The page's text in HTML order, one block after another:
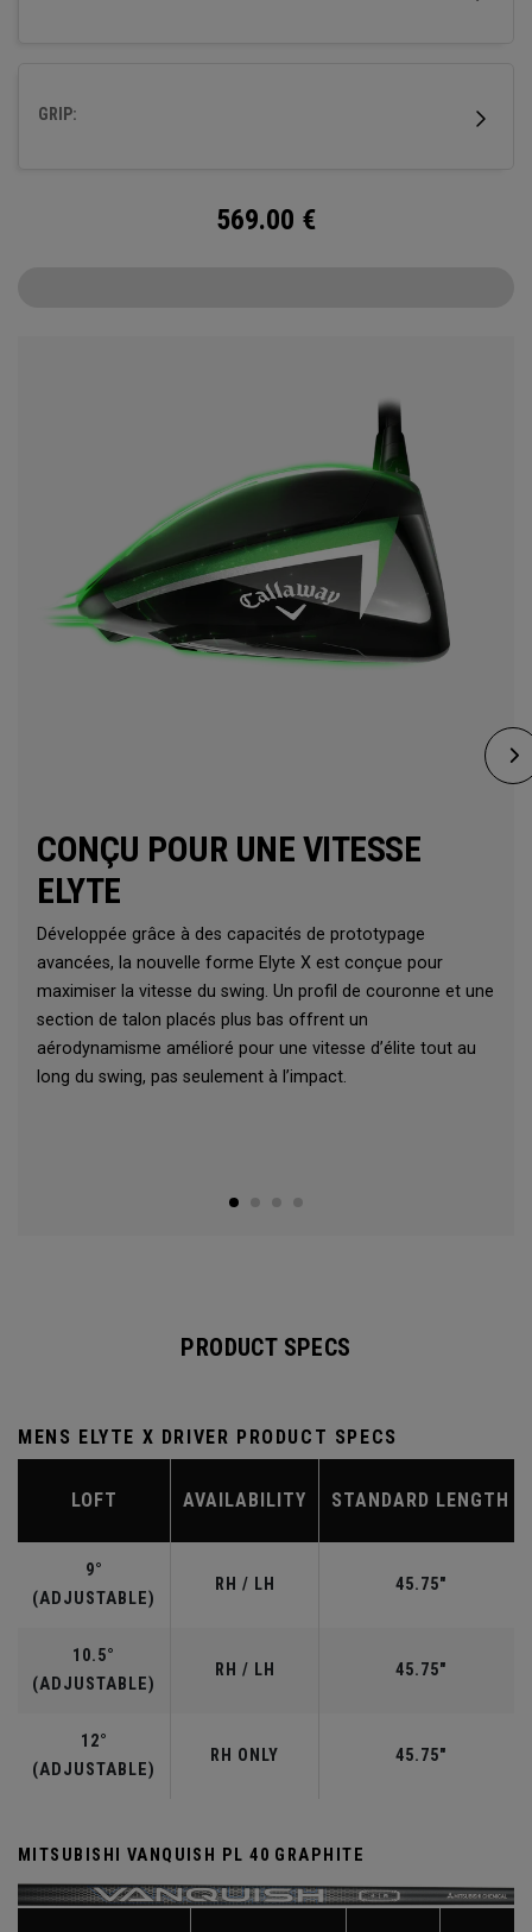
GRIP:
569.00 €
CONÇU POUR UNE VITESSE
ELYTE
Développée grâce à des capacités de prototypage
avancées, la nouvelle forme Elyte X est conçue pour
maximiser la vitesse du swing. Un profil de couronne et une
section de talon placés plus bas offrent un
aérodynamisme amélioré pour une vitesse d’élite tout au
long du swing, pas seulement à l’impact.
PRODUCT SPECS
MENS ELYTE X DRIVER PRODUCT SPECS
LOFT AVAILABILITY STANDARD LENGTH
9°
(ADJUSTABLE)
RH / LH 45.75"
10.5°
(ADJUSTABLE)
RH / LH 45.75"
12°
(ADJUSTABLE)
RH ONLY 45.75"
MITSUBISHI VANQUISH PL 40 GRAPHITE